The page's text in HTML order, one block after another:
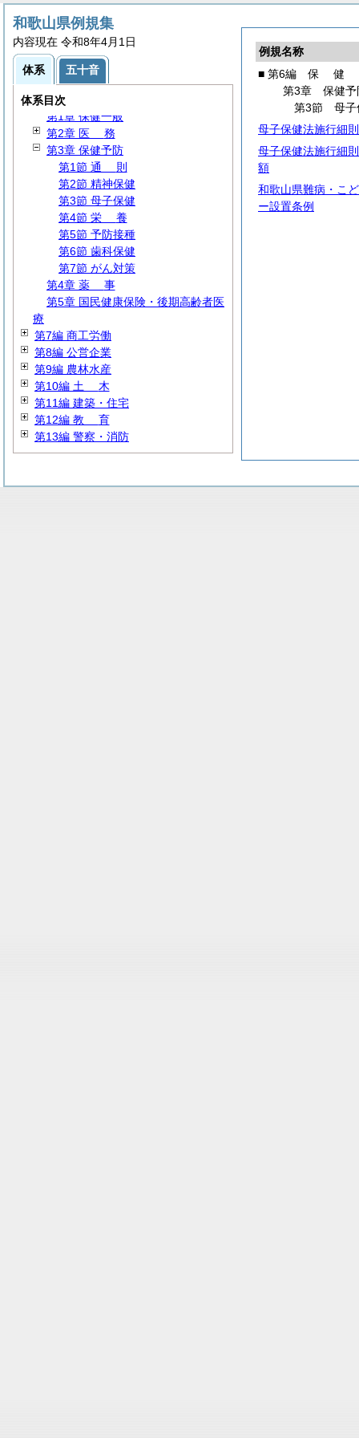
例規名称
■ 第6編 保 健
第3章 保健予
第3節 母子
母子保健法施行細則
母子保健法施行細
額
和歌山県難病・こ
ー設置条例
和歌山県例規集
内容現在 令和8年4月1日
体系 五十音
体系目次
第1編総規
第2編 公務員
第3編財 務
第4編 環境生活
第5編福祉
第6編
第1章 保健一般
第2章 医 務
第3章 保健予防
第1節 通 則
第2節 精神保健
第3節 母子保健
第4節 栄 養
第5節 予防接種
第6節 歯科保健
第7節 がん対策
第4章 薬 事
第5章 国民健康保険・後期高齢者医
療
第7編 商工労働
第8編 公営企業
第9編 農林水産
第10編 土 木
第11編 建築・住宅
第12編 教 育
第13編 警察・消防